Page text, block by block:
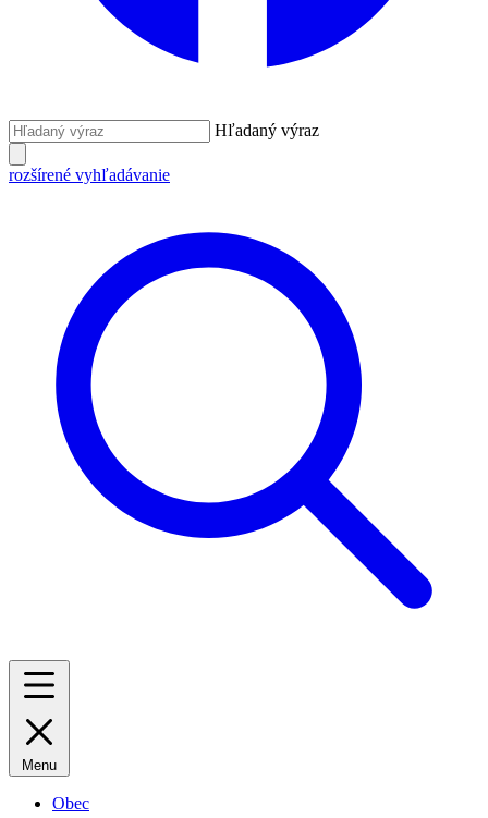
Hľadaný výraz
rozšírené vyhľadávanie
Menu
Obec